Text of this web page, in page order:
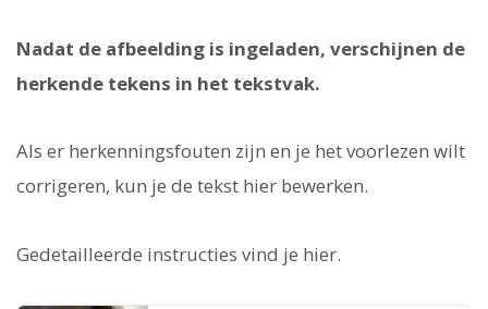
Nadat de afbeelding is ingeladen, verschijnen de
herkende tekens in het tekstvak.
Als er herkenningsfouten zijn en je het voorlezen wilt
corrigeren, kun je de tekst hier bewerken.
Gedetailleerde instructies vind je hier.